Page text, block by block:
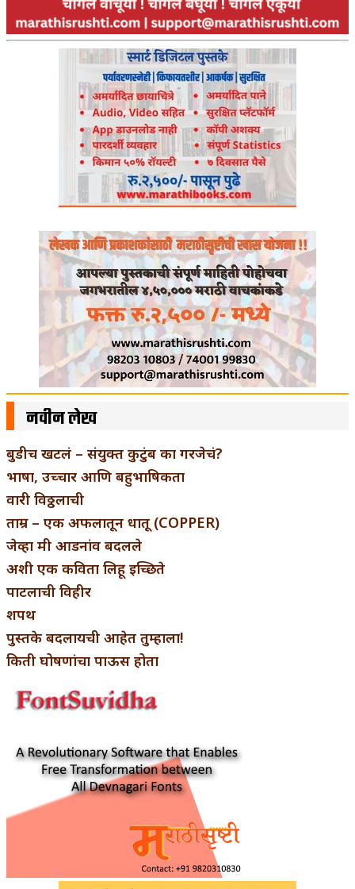
नवीन लेख
बुडीच खटलं – संयुक्त कुटुंब का गरजेचं?
भाषा, उच्चार आणि बहुभाषिकता
वारी विठ्ठलाची
ताम्र – एक अफलातून धातू (COPPER)
जेव्हा मी आडनांव बदलले
अशी एक कविता लिहू इच्छिते
पाटलाची विहीर
शपथ
पुस्तके बदलायची आहेत तुम्हाला!
किती घोषणांचा पाऊस होता